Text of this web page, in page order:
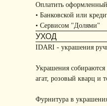
Оплатить
• Банковской или
• Сервисом "Долями"
УХОД
IDARI - украшения
Украшения
агат, розовый кварц и
Фурнитура в